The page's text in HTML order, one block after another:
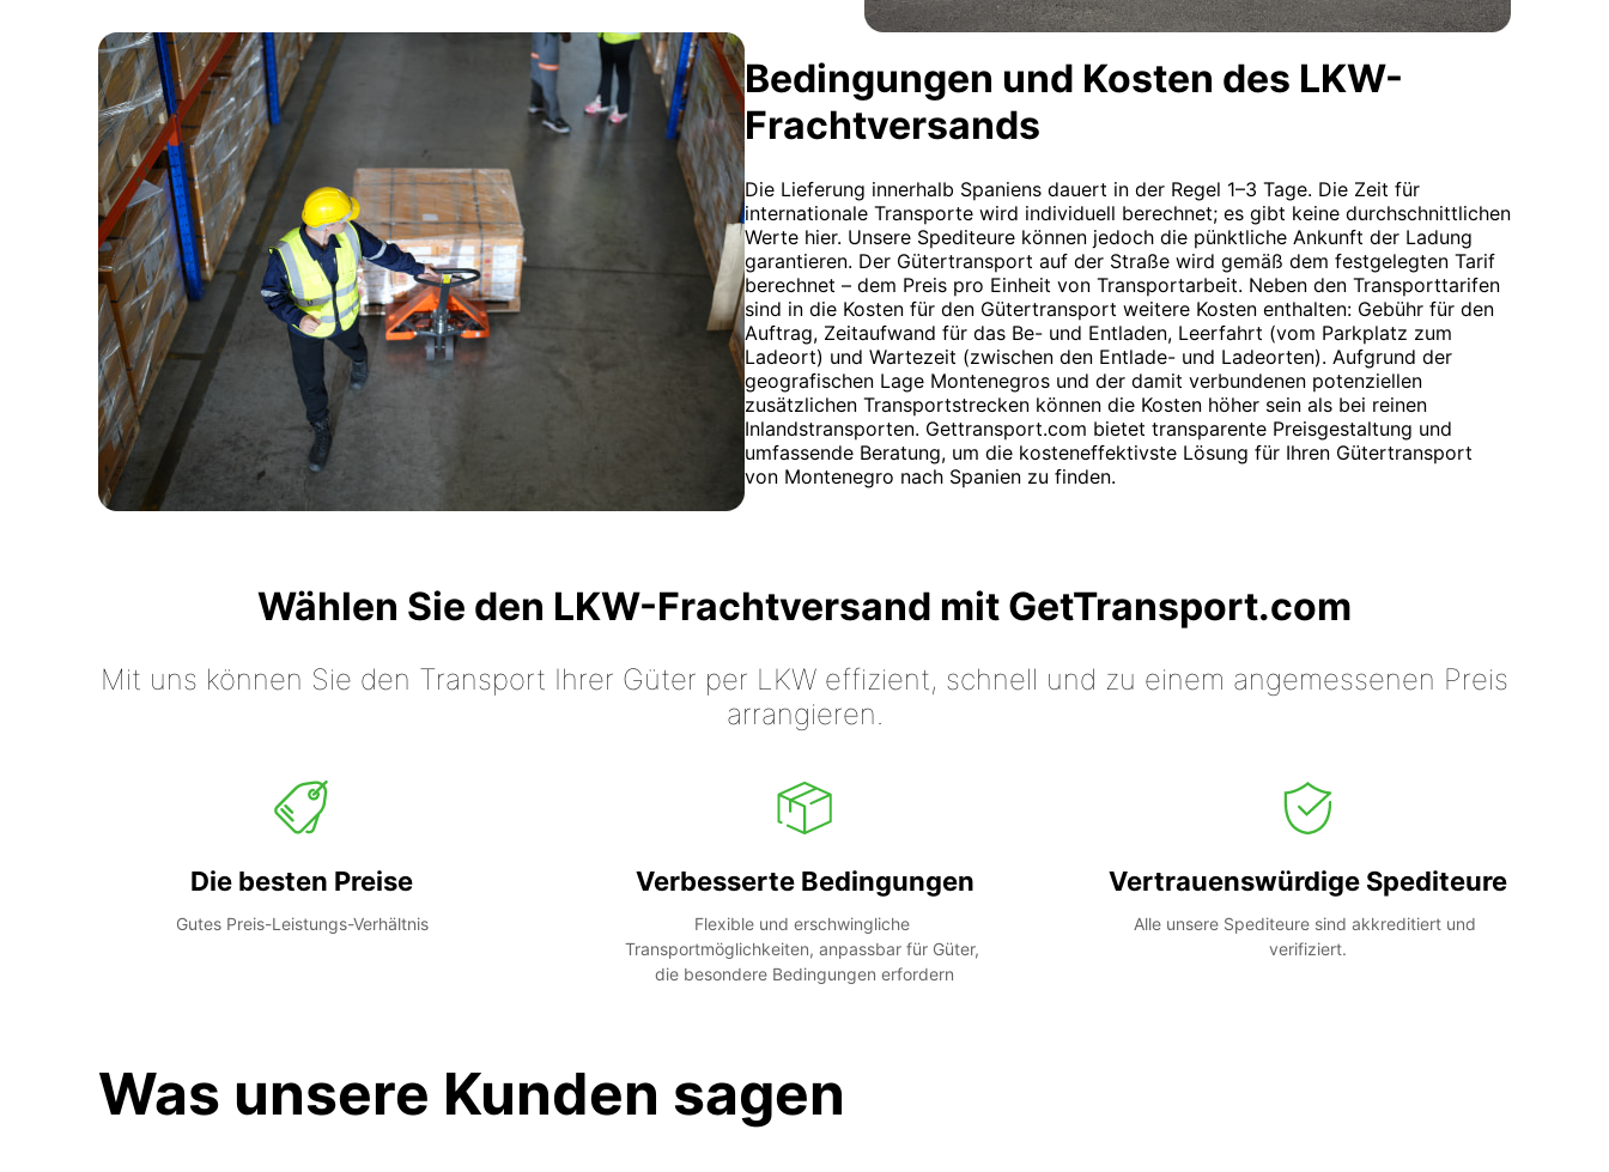
Bedingungen und Kosten des LKW-
Frachtversands
Die Lieferung innerhalb Spaniens dauert in der Regel 1–3 Tage. Die Zeit für
internationale Transporte wird individuell berechnet; es gibt keine durchschnittlichen
Werte hier. Unsere Spediteure können jedoch die pünktliche Ankunft der Ladung
garantieren. Der Gütertransport auf der Straße wird gemäß dem festgelegten Tarif
berechnet – dem Preis pro Einheit von Transportarbeit. Neben den Transporttarifen
sind in die Kosten für den Gütertransport weitere Kosten enthalten: Gebühr für den
Auftrag, Zeitaufwand für das Be- und Entladen, Leerfahrt (vom Parkplatz zum
Ladeort) und Wartezeit (zwischen den Entlade- und Ladeorten). Aufgrund der
geografischen Lage Montenegros und der damit verbundenen potenziellen
zusätzlichen Transportstrecken können die Kosten höher sein als bei reinen
Inlandstransporten. Gettransport.com bietet transparente Preisgestaltung und
umfassende Beratung, um die kosteneffektivste Lösung für Ihren Gütertransport
von Montenegro nach Spanien zu finden.
Wählen Sie den LKW-Frachtversand mit GetTransport.com
Mit uns können Sie den Transport Ihrer Güter per LKW effizient, schnell und zu einem angemessenen Preis
arrangieren.
Die besten Preise
Gutes Preis-Leistungs-Verhältnis
Verbesserte Bedingungen
Flexible und erschwingliche
Transportmöglichkeiten, anpassbar für Güter,
die besondere Bedingungen erfordern
Vertrauenswürdige Spediteure
Alle unsere Spediteure sind akkreditiert und
verifiziert.
Was unsere Kunden sagen